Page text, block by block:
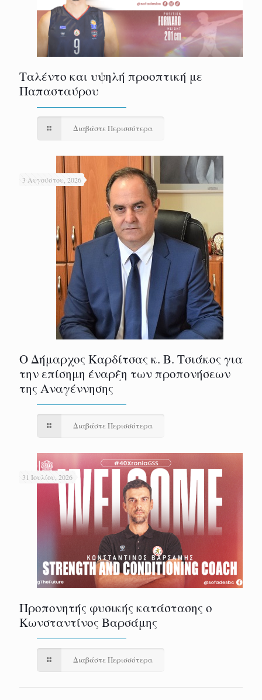
Ταλέντο και υψηλή προοπτική με
Παπασταύρου
Διαβάστε Περισσότερα
3 Αυγούστου, 2026
Ο Δήμαρχος Καρδίτσας κ. Β. Τσιάκος για
την επίσημη έναρξη των προπονήσεων
της Αναγέννησης
Διαβάστε Περισσότερα
31 Ιουλίου, 2026
Προπονητής φυσικής κατάστασης ο
Κωνσταντίνος Βαρσάμης
Διαβάστε Περισσότερα